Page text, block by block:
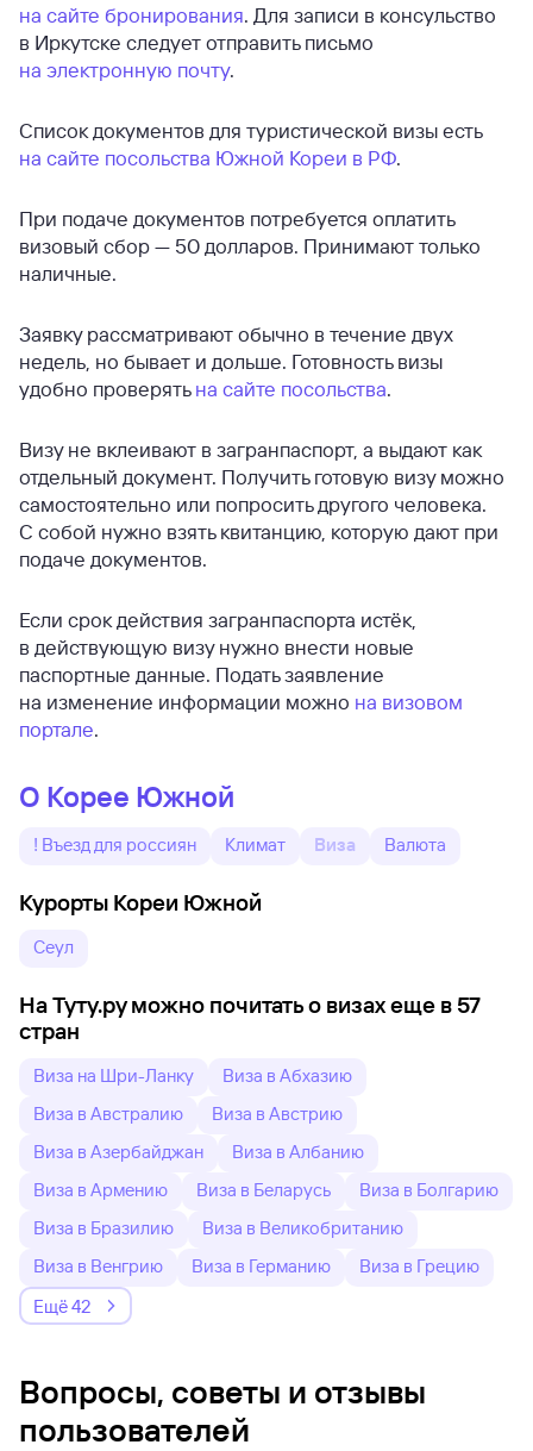
на сайте бронирования. Для записи в консульство
в Иркутске следует отправить письмо
на электронную почту.
Список документов для туристической визы есть
на сайте посольства Южной Кореи в РФ.
При подаче документов потребуется оплатить
визовый сбор — 50 долларов. Принимают только
наличные.
Заявку рассматривают обычно в течение двух
недель, но бывает и дольше. Готовность визы
удобно проверятьна сайте посольства.
Визу не вклеивают в загранпаспорт, а выдают как
отдельный документ. Получить готовую визу можно
самостоятельно или попросить другого человека.
С собой нужно взять квитанцию, которую дают при
подаче документов.
Если срок действия загранпаспорта истёк,
в действующую визу нужно внести новые
паспортные данные. Подать заявление
на изменение информации можно на визовом
портале.
О Корее Южной
! Въезд для россиян Климат Виза Валюта
Курорты Кореи Южной
Сеул
На Туту.ру можно почитать о визах еще в 57
стран
Виза на Шри-Ланку
Виза в Абхазию
Виза в Австралию
Виза в Австрию
Виза в Азербайджан
Виза в Албанию
Виза в Армению
Виза в Беларусь
Виза в Болгарию
Виза в Бразилию
Виза в Великобританию
Виза в Венгрию
Виза в Германию
Виза в Грецию
Ещё 42
Вопросы, советы и отзывы
пользователей